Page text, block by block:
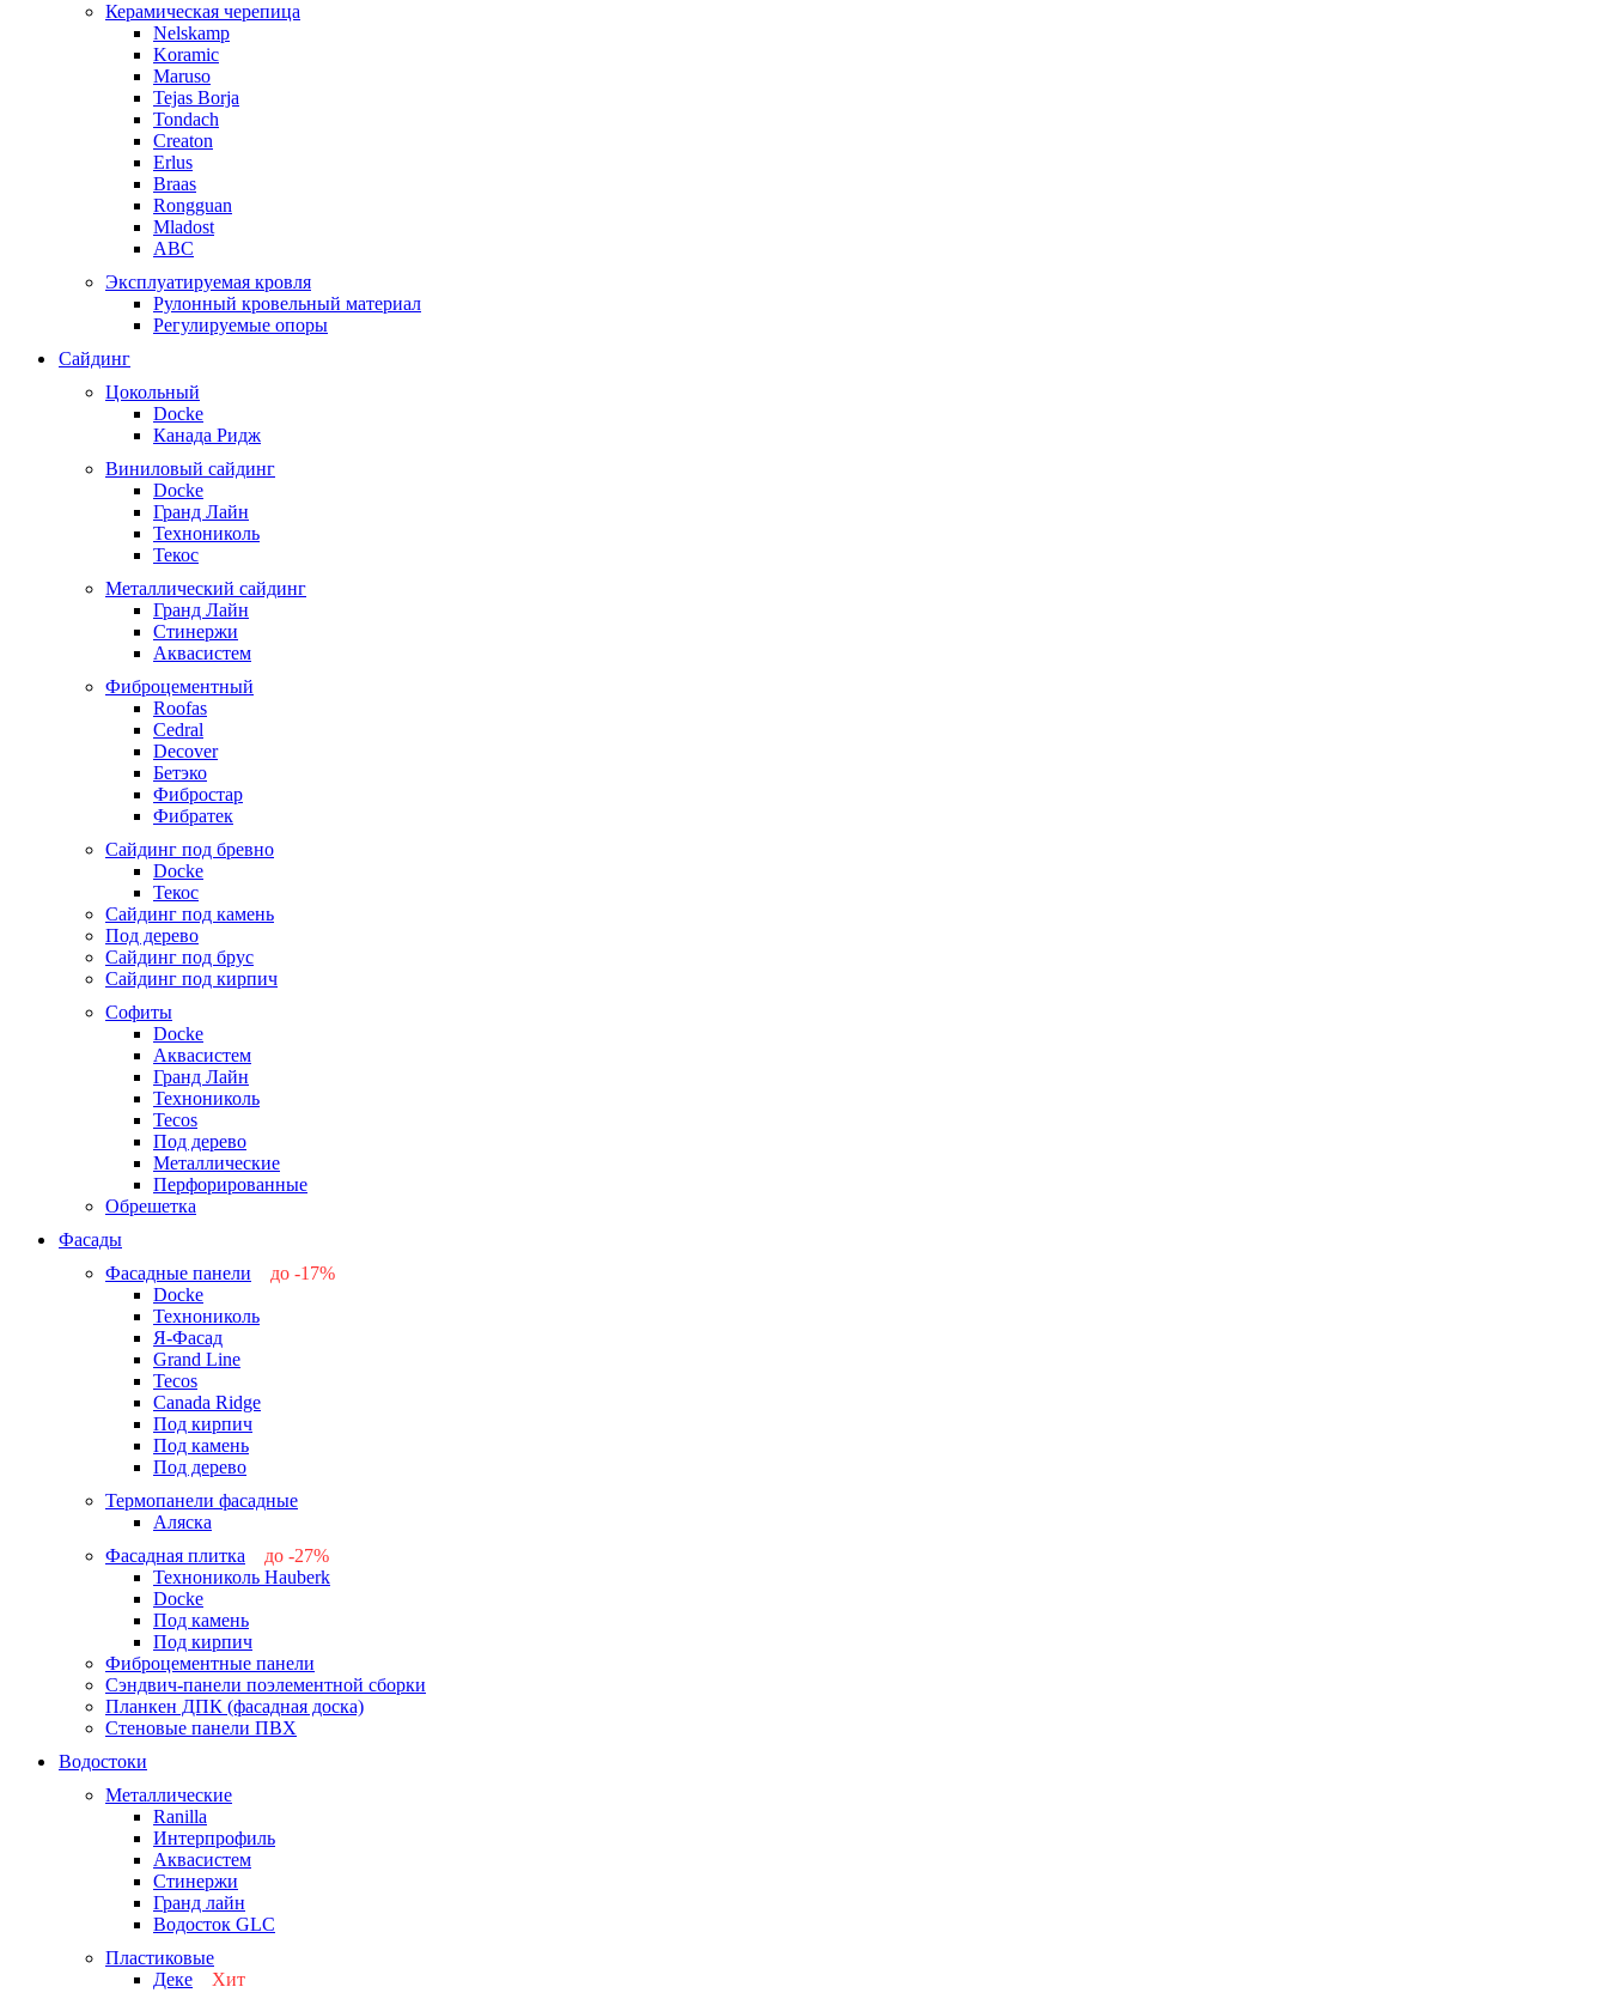
Керамическая черепица
Nelskamp
Koramic
Maruso
Tejas Borja
Tondach
Creaton
Erlus
Braas
Rongguan
Mladost
ABC
Эксплуатируемая кровля
Рулонный кровельный материал
Регулируемые опоры
Сайдинг
Цокольный
Docke
Канада Ридж
Виниловый сайдинг
Docke
Гранд Лайн
Технониколь
Текос
Металлический сайдинг
Гранд Лайн
Стинержи
Аквасистем
Фиброцементный
Roofas
Cedral
Decover
Бетэко
Фибростар
Фибратек
Сайдинг под бревно
Docke
Текос
Сайдинг под камень
Под дерево
Сайдинг под брус
Сайдинг под кирпич
Софиты
Docke
Аквасистем
Гранд Лайн
Технониколь
Tecos
Под дерево
Металлические
Перфорированные
Обрешетка
Фасады
Фасадные панели
до -17%
Docke
Технониколь
Я-Фасад
Grand Line
Tecos
Canada Ridge
Под кирпич
Под камень
Под дерево
Термопанели фасадные
Аляска
Фасадная плитка
до -27%
Технониколь Hauberk
Docke
Под камень
Под кирпич
Фиброцементные панели
Сэндвич-панели поэлементной сборки
Планкен ДПК (фасадная доска)
Стеновые панели ПВХ
Водостоки
Металлические
Ranilla
Интерпрофиль
Аквасистем
Стинержи
Гранд лайн
Водосток GLC
Пластиковые
Деке
Хит